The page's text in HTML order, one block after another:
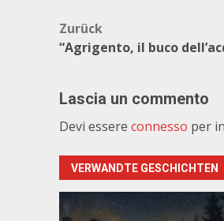
Zurück
“Agrigento, il buco
Lascia un commento
Devi essere connesso per
VERWANDTE GESCHICHTEN